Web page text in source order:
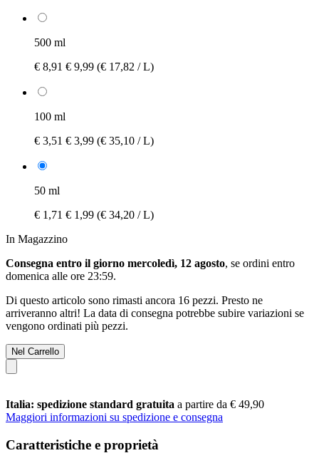
500 ml
€ 8,91 € 9,99 (€ 17,82 / L)
100 ml
€ 3,51 € 3,99 (€ 35,10 / L)
50 ml
€ 1,71 € 1,99 (€ 34,20 / L)
In Magazzino
Consegna entro il giorno mercoledì, 12 agosto, se ordini entro
domenica alle ore 23:59.
Di questo articolo sono rimasti ancora 16 pezzi. Presto ne
arriveranno altri! La data di consegna potrebbe subire variazioni se
vengono ordinati più pezzi.
Nel Carrello
Italia: spedizione standard gratuita a partire da € 49,90
Maggiori informazioni su spedizione e consegna
Caratteristiche e proprietà